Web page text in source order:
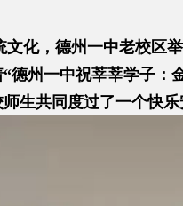
化，德州一中老校区
德州一中祝莘莘学子
生共同度过了一个快乐